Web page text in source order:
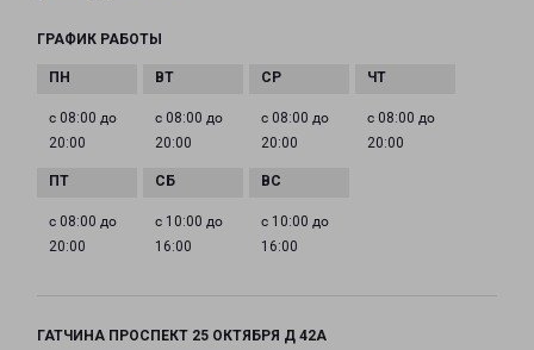
ГРАФИК РАБОТЫ
с 08:00 до
20:00
с 08:00 до
20:00
с 08:00 до
20:00
с 08:00 до
20:00
с 08:00 до
20:00
с 10:00 до
16:00
с 10:00 до
16:00
ГАТЧИНА ПРОСПЕКТ 25 ОКТЯБРЯ Д 42А